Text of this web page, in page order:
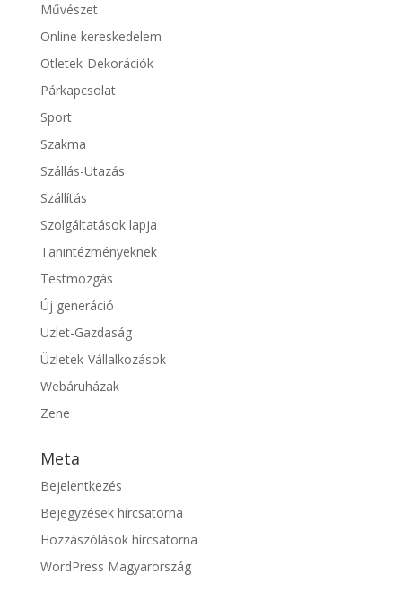
Művészet
Online kereskedelem
Ötletek-Dekorációk
Párkapcsolat
Sport
Szakma
Szállás-Utazás
Szállítás
Szolgáltatások lapja
Tanintézményeknek
Testmozgás
Új generáció
Üzlet-Gazdaság
Üzletek-Vállalkozások
Webáruházak
Zene
Meta
Bejelentkezés
Bejegyzések hírcsatorna
Hozzászólások hírcsatorna
WordPress Magyarország